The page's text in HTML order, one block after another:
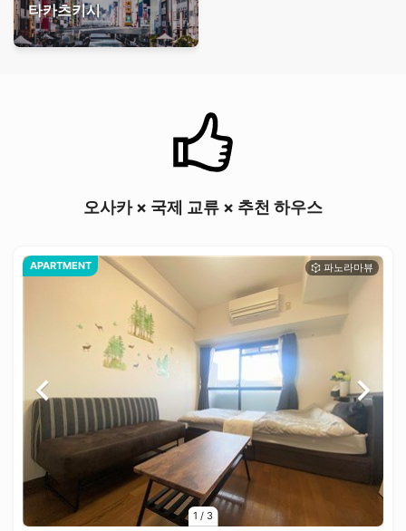
타카츠키시
오사카 × 국제 교류 × 추천 하우스
1 / 3
APARTMENT